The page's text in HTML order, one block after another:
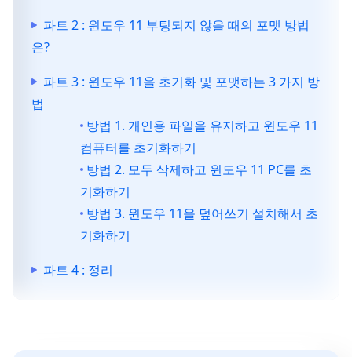
파트 2 : 윈도우 11 부팅되지 않을 때의 포맷 방법
은?
파트 3 : 윈도우 11을 초기화 및 포맷하는 3 가지 방
법
방법 1. 개인용 파일을 유지하고 윈도우 11
컴퓨터를 초기화하기
방법 2. 모두 삭제하고 윈도우 11 PC를 초
기화하기
방법 3. 윈도우 11을 덮어쓰기 설치해서 초
기화하기
파트 4 : 정리